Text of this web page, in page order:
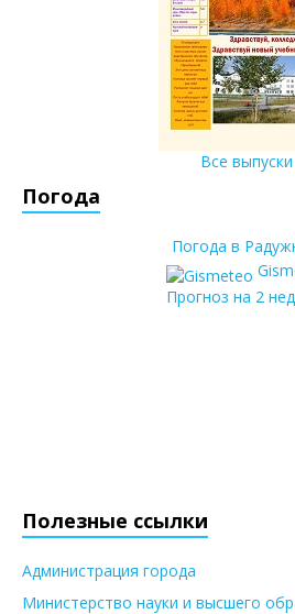
Все выпуски
Погода
Погода в
Прогноз на 2
Полезные ссылки
Администрация города
Министерство науки и высшего